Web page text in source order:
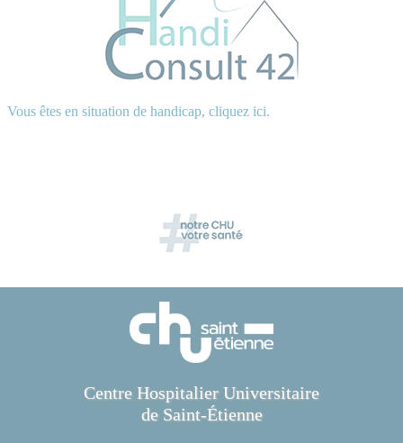
Vous êtes en situation de handicap, cliquez ici.
Centre Hospitalier Universitaire
de Saint-Étienne